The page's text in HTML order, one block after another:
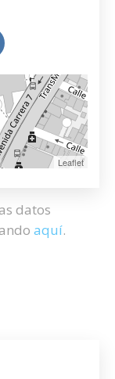
Leaflet
datos
aquí.